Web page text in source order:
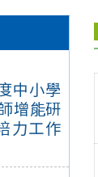
中小學
增能研
力工作